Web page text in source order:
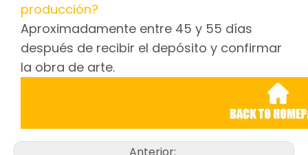
producción?
Aproximadamente entre 45 y 55 días
después de recibir el depósito y confirmar
la obra de arte.